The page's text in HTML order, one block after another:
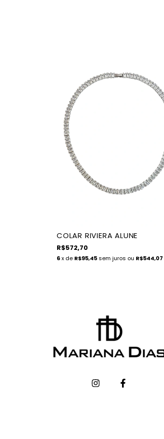
COLAR RIVIERA ALUNE
R$572,70
6x de R$95,45 sem juros ou R$544,07